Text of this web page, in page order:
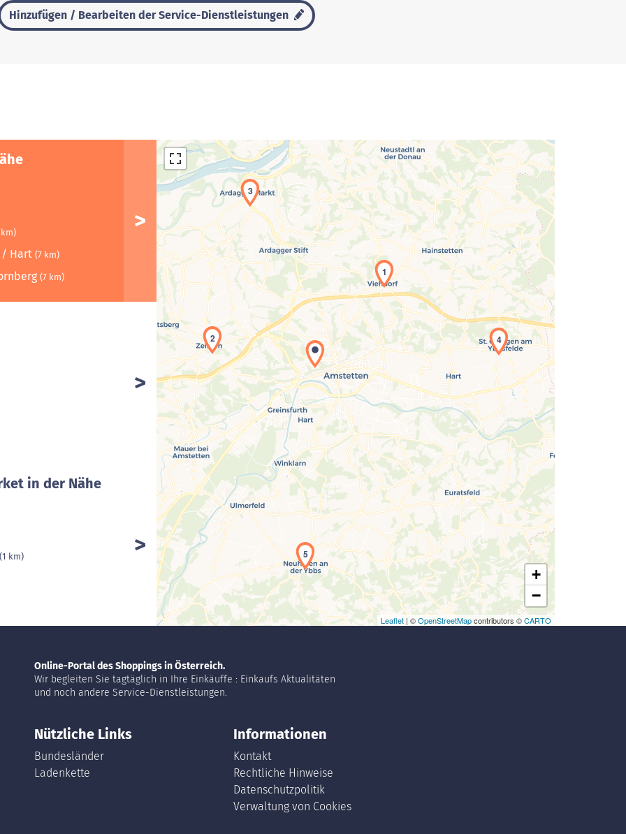
Hinzufügen / Bearbeiten der Service-Dienstleistungen
/ Hart (7 km)
(7 km)
in der Nähe
(1 km)
Laden der Karte...
1
2
3
4
5
+
−
Leaflet | ©OpenStreetMapcontributors ©CARTO
Online-Portal des Shoppings in Österreich.
Wir begleiten Sie tagtäglich in Ihre Einkäuffe : Einkaufs Aktualitäten
und noch andere Service-Dienstleistungen.
Nützliche Links
Bundesländer
Ladenkette
Informationen
Kontakt
Rechtliche Hinweise
Datenschutzpolitik
Verwaltung von Cookies